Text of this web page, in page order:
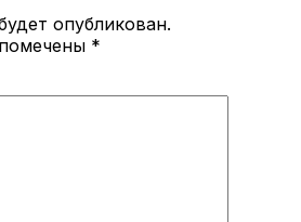
опубликован.
*